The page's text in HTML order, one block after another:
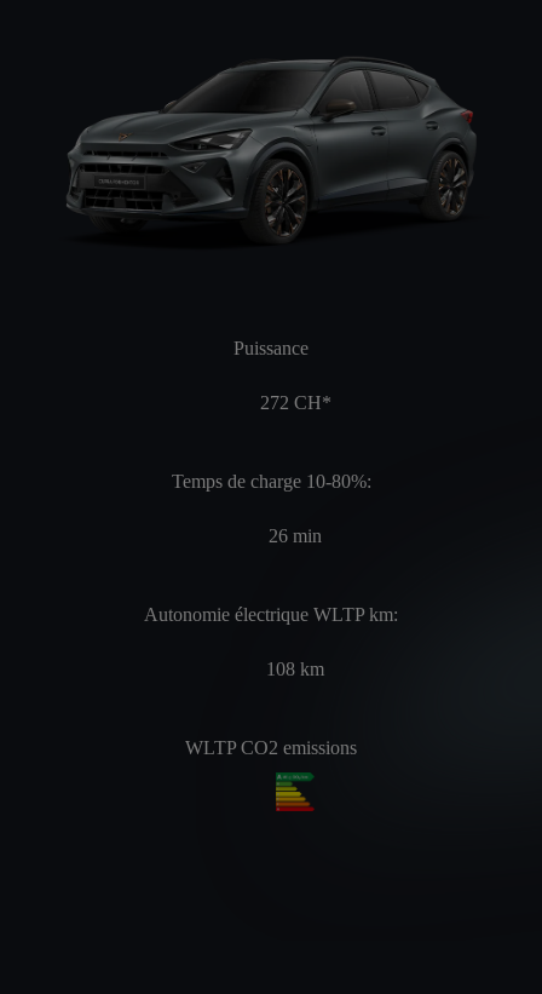
Puissance
272 CH*
Temps de charge 10-80%:
26 min
Autonomie électrique WLTP km:
108 km
WLTP CO2 emissions